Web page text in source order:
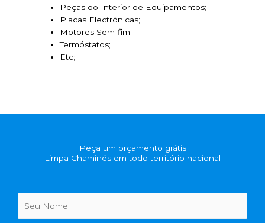
Peças do Interior de Equipamentos;
Placas Electrónicas;
Motores Sem-fim;
Termóstatos;
Etc;
Peça um orçamento grátis
Limpa Chaminés em todo território nacional